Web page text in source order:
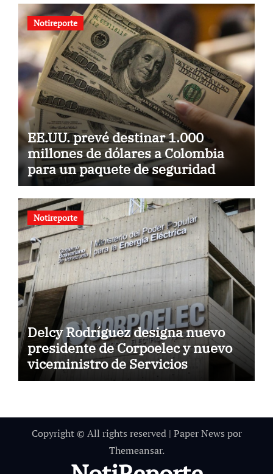
Notireporte
EE.UU. prevé destinar 1.000
millones de dólares a Colombia
para un paquete de seguridad
Notireporte
Delcy Rodríguez designa nuevo
presidente de Corpoelec y nuevo
viceministro de Servicios
Eléctricos
Copyright © All rights reserved | Paper News por
Themeansar.